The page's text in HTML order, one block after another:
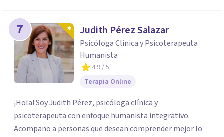
7 Judith Pérez Salazar
Psicóloga Clínica y Psicoterapeuta
Humanista
4.9/ 5
Terapia Online
¡Hola! Soy Judith Pérez, psicóloga clínica y
psicoterapeuta con enfoque humanista integrativo.
Acompaño a personas que desean comprender mejor lo